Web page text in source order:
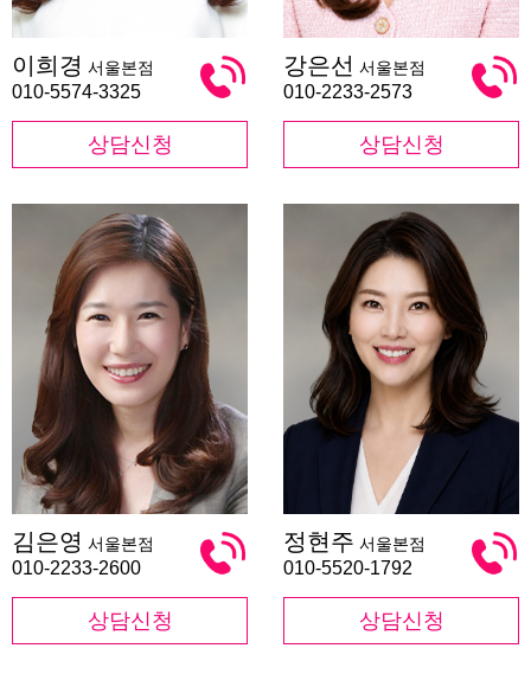
희
경
이희경 서울본점
010-5574-3325
상담신청
은
선
강은선 서울본점
010-2233-2573
상담신청
은
영
김은영 서울본점
010-2233-2600
상담신청
현
주
정현주 서울본점
010-5520-1792
상담신청